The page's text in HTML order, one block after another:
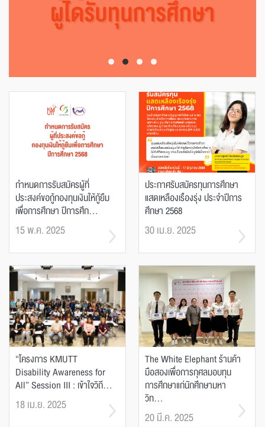
กำหนดการรับสมัครผู้ที่
ประสงค์ขอกู้กองทุนเงินให้กู้ยืม
เพื่อการศึกษา ปีการศึก...
15 พ.ค. 2025
ประกาศรับสมัครทุนการศึกษา
แสดเหลืองเรืองรุ่ง ประจำปีการ
ศึกษา 2568
30 เม.ย. 2025
“โครงการ KMUTT
Disability Awareness for
All” Session III : เข้าใจวิถี...
18 เม.ย. 2025
The White Elephant ร้านค้า
มือสองเพื่อการกุศลมอบทุน
การศึกษาแก่นักศึกษามหา
วิท...
20 มี.ค. 2025